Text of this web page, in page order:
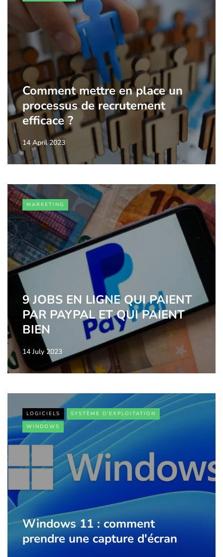
Comment mettre en place un
processus de recrutement
efficace ?
14 April 2023
MARKETING
9 JOBS EN LIGNE QUI PAIENT
PAR PAYPAL ET QUI PAIENT
BIEN
14 July 2023
LOGICIELS
SYSTÈME D'EXPLOITATION
WINDOWS
Windows 11 : comment
prendre une capture d'écran